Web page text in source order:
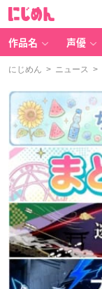
作品名 声優
にじめん > ニュース >